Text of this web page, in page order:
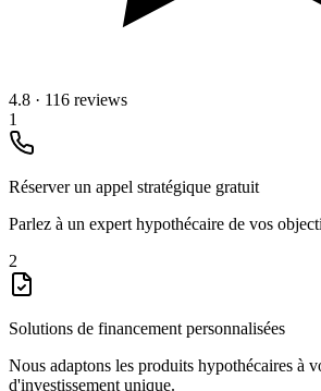
4.8 · 116 reviews
1
Réserver un appel stratégique gratuit
Parlez à un expert hypothécaire de vos
2
Solutions de financement personnalisées
Nous adaptons les produits hypothécaires à
d'investissement unique.